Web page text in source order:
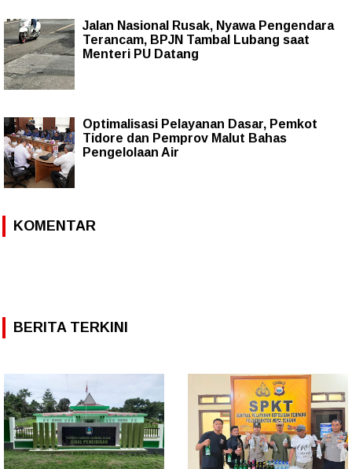
Jalan Nasional Rusak, Nyawa Pengendara
Terancam, BPJN Tambal Lubang saat
Menteri PU Datang
Optimalisasi Pelayanan Dasar, Pemkot
Tidore dan Pemprov Malut Bahas
Pengelolaan Air
KOMENTAR
BERITA TERKINI